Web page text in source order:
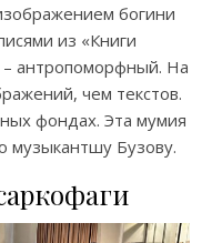
богини
из «Книги
– антропоморфный. На
чем текстов.
фондах. Эта мумия
музыкантшу Бузову.